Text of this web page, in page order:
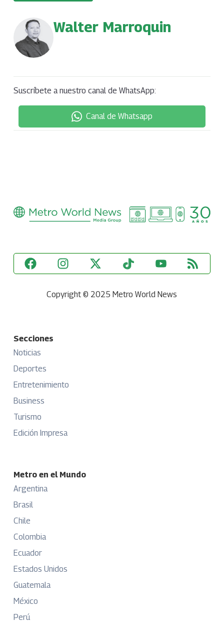
Walter Marroquin
Suscríbete a nuestro canal de WhatsApp:
Canal de Whatsapp
Copyright © 2025 Metro World News
Secciones
Noticias
Deportes
Entretenimiento
Business
Turismo
Edición Impresa
Metro en el Mundo
Argentina
Brasil
Chile
Colombia
Ecuador
Estados Unidos
Guatemala
México
Perú